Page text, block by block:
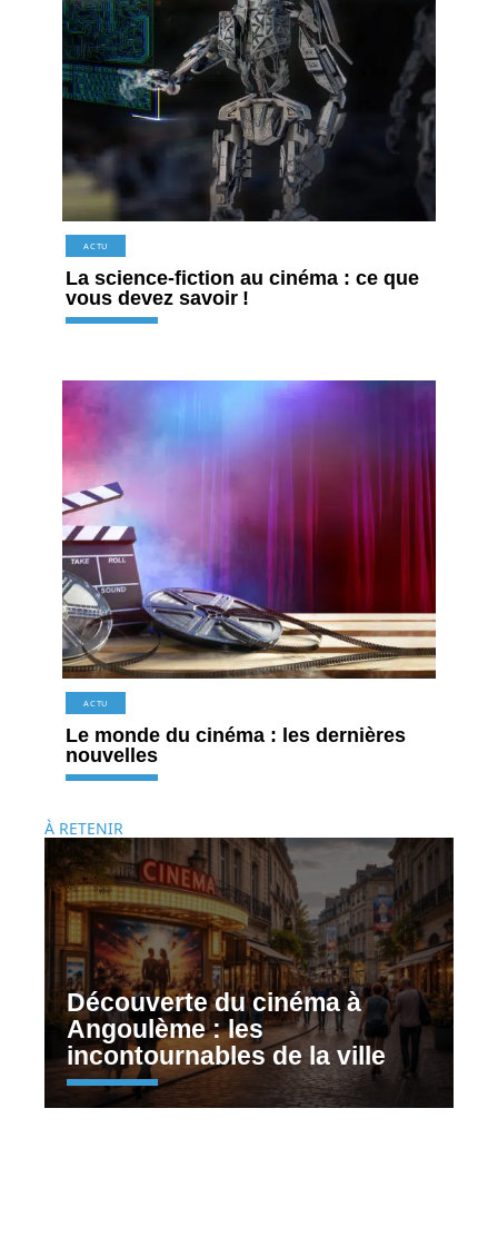
ACTU
La science-fiction au cinéma : ce que
vous devez savoir !
ACTU
Le monde du cinéma : les dernières
nouvelles
À RETENIR
Découverte du cinéma à
Angoulème : les
incontournables de la ville